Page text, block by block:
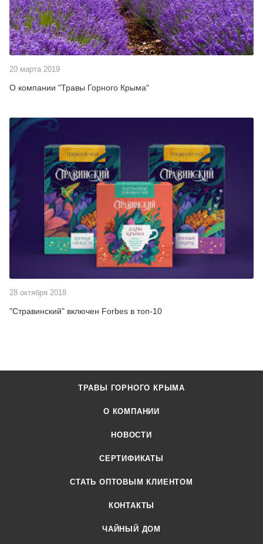
20 марта 2019
О компании "Травы Горного Крыма"
28 октября 2018
"Стравинский" включен Forbes в топ-10
ТРАВЫ ГОРНОГО КРЫМА
О КОМПАНИИ
НОВОСТИ
СЕРТИФИКАТЫ
CТАТЬ ОПТОВЫМ КЛИЕНТОМ
КОНТАКТЫ
ЧАЙНЫЙ ДОМ